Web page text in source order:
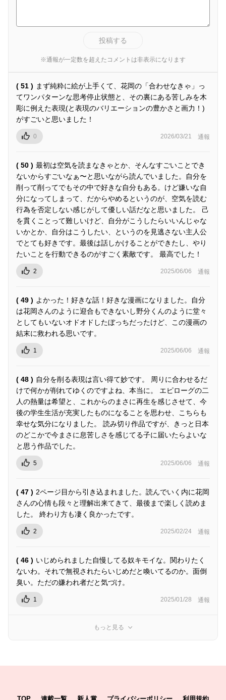
投稿する
※通報が一定数を超えたコメントは非表示になります
( 51 ) まず純粋に絵が上手くて、花岡の「合わせなきゃ」っ
てワンパターンな思考停止状態と、その裏にある苦しみを木
彫に例えた表現(と表現のバリエーションの豊かさと画力！)
がすごいと思いました！
0 2026/03/21 通報
( 50 ) 最初は空気を読まなきゃとか、そんなすごいことでき
ないからすごいなぁ〜と思いながら読んでいました。自分を
削って削ってでもその中で好きな自分もある。けど嫌いな自
分になってしまって、だからやめるというのが、空気を読む
行為を否定しない感じがして優しい話だなと思いました。 己
を貫くことって難しいけど、自分がこうしたらいいんじゃな
いかとか、自分はこうしたい、というのを見逃さない主人公
でとても好きです。最後は話しかけることができたし、やり
たいことを行動できるのがすごく素敵です。 最高でした！
2 2025/06/06 通報
( 49 ) よかった！好きな話！好きな漫画になりました。自分
は花岡さんのように迎合もできないし野分くんのように堂々
としてもいないオドオドしたぼっちだったけど、この漫画の
結末に救われる思いです。
1 2025/06/06 通報
( 48 ) 自分を削る表現は言い得て妙です。 周りに合わせるだ
けで何かが削れてゆくのですよね、本当に。 エピローグの二
人の熱量は希望と、これからのまさに再生を感じさせて、今
後の学生生活が充実したものになることを思わせ、こちらも
幸せな気分になりました。 読み切り作品ですが、きっと日本
のどこかで今まさに息苦しさを感じてる子に届いたらよいな
と思う作品でした。
5 2025/06/06 通報
( 47 ) 2ページ目から引き込まれました。読んでいく内に花岡
さんの心情も段々と理解出来てきて、最後まで楽しく読めま
した。 終わり方も凄く良かったです。
2 2025/02/24 通報
( 46 ) いじめられました自慢してる奴キモイな。関わりたく
ないわ。それで無視されたらいじめだと喚いてるのか。面倒
臭い。ただの嫌われ者だと気づけ。
1 2025/01/28 通報
もっと見る